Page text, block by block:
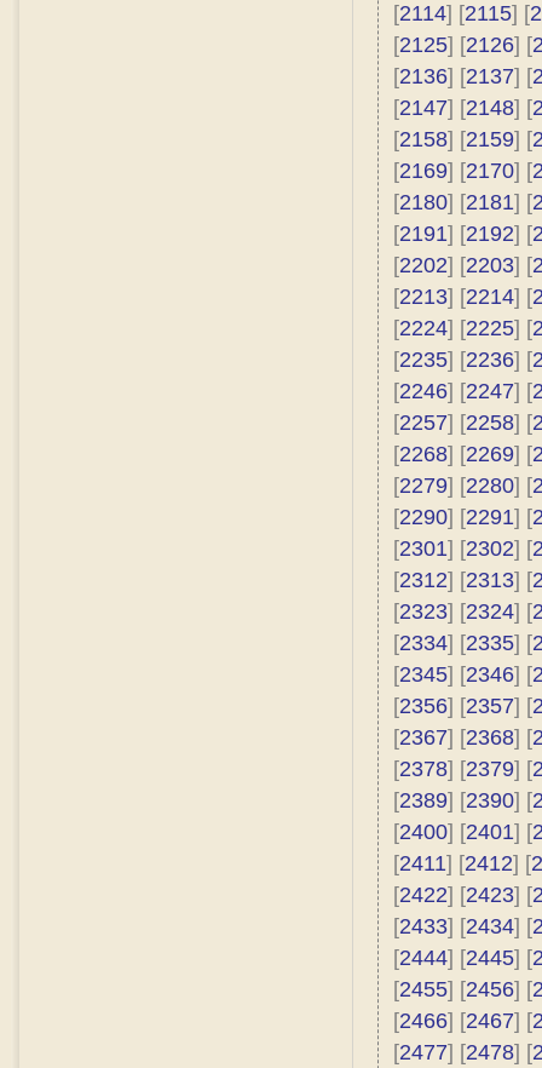
[2114] [2115] [
[2125] [2126] [
[2136] [2137] [
[2147] [2148] [
[2158] [2159] [
[2169] [2170] [
[2180] [2181] [
[2191] [2192] [
[2202] [2203] [
[2213] [2214] [
[2224] [2225] [
[2235] [2236] [
[2246] [2247] [
[2257] [2258] [
[2268] [2269] [
[2279] [2280] [
[2290] [2291] [
[2301] [2302] [
[2312] [2313] [
[2323] [2324] [
[2334] [2335] [
[2345] [2346] [
[2356] [2357] [
[2367] [2368] [
[2378] [2379] [
[2389] [2390] [
[2400] [2401] [
[2411] [2412] [
[2422] [2423] [
[2433] [2434] [
[2444] [2445] [
[2455] [2456] [
[2466] [2467] [
[2477] [2478] [